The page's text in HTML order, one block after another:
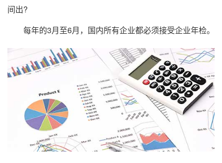
间出?
每年的3月至6月，国内所有企业都必须接受企业年检。